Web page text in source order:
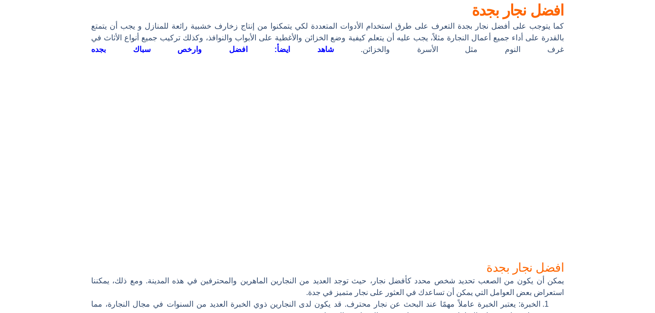
افضل نجار بجدة
كما يتوجب على أفضل نجار بجدة التعرف على طرق استخدام الأدوات المتعددة لكي يتمكنوا من إنتاج زخارف خشبية رائعة للمنازل و يجب أن يتمتع
بالقدرة على أداء جميع أعمال النجارة مثلاً، يجب عليه أن يتعلم كيفية وضع الخزائن والأغطية على الأبواب والنوافذ، وكذلك تركيب جميع أنواع الأثاث في
غرف النوم مثل الأسرة والخزائن.شاهد ايضأ: افضل وارخص سباك بجده
افضل نجار بجدة
يمكن أن يكون من الصعب تحديد شخص محدد كأفضل نجار، حيث توجد العديد من النجارين الماهرين والمحترفين في هذه المدينة. ومع ذلك، يمكننا
استعراض بعض العوامل التي يمكن أن تساعدك في العثور على نجار متميز في جدة.
الخبرة: يعتبر الخبرة عاملاً مهمًا عند البحث عن نجار محترف. قد يكون لدى النجارين ذوي الخبرة العديد من السنوات في مجال النجارة، مما